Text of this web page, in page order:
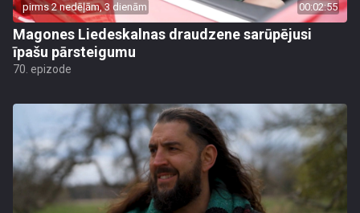
pirms 2 nedēļām, 3 dienām 00:02:55
Magones Liedeskalnas draudzene sarūpējusi
īpašu pārsteigumu
70. epizode